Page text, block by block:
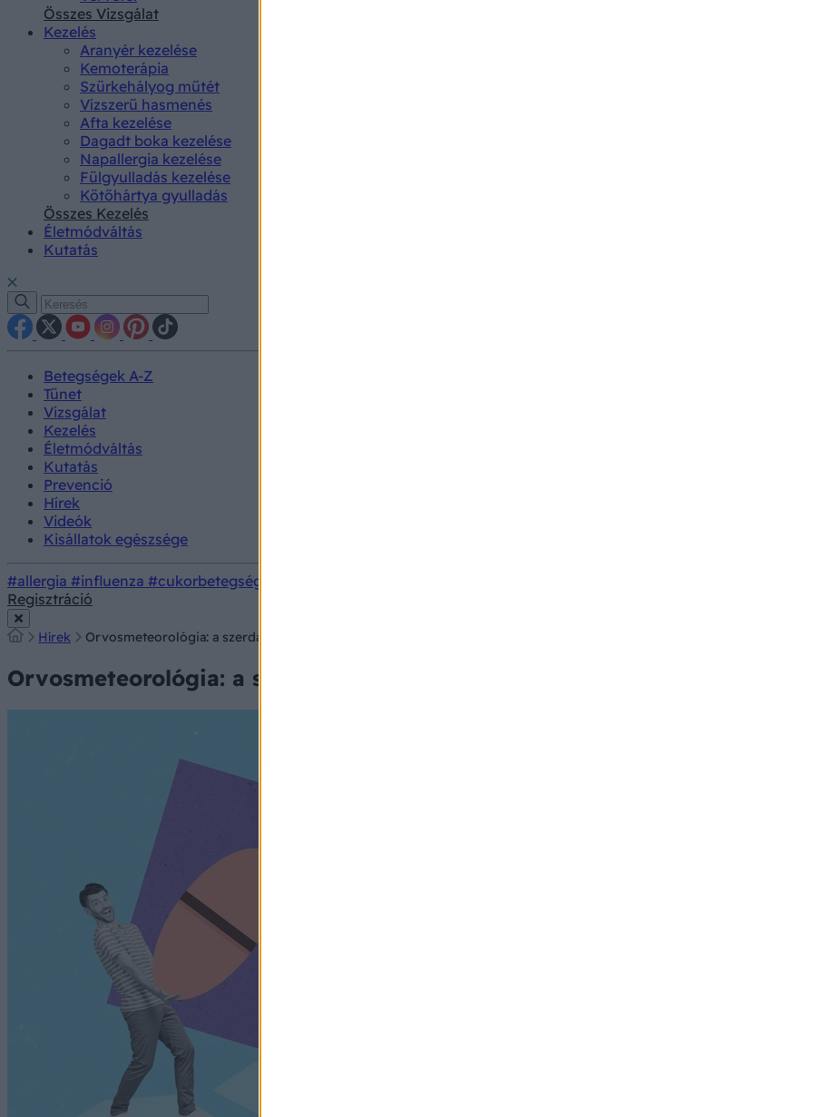
Összes Vizsgálat
Kezelés
Aranyér kezelése
Kemoterápia
Szürkehályog műtét
Vízszerű hasmenés
Afta kezelése
Dagadt boka kezelése
Napallergia kezelése
Fülgyulladás kezelése
Kötőhártya gyulladás
Összes Kezelés
Életmódváltás
Kutatás
Betegségek A-Z
Tünet
Vizsgálat
Kezelés
Életmódváltás
Kutatás
Prevenció
Hírek
Videók
Kisállatok egészsége
#allergia #influenza #cukorbetegség
Regisztráció
Hírek Orvosmeteorológia: a szerdai hidegfront már sokkal keményebb lesz, mint a keddi
Orvosmeteorológia: a szerdai hidegfront már sokkal keményebb lesz,